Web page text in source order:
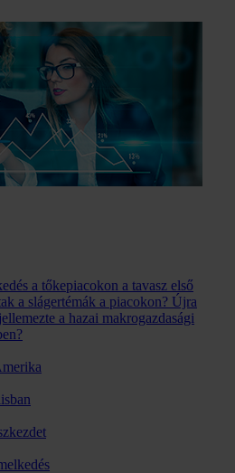
a tőkepiacokon a tavasz első
a slágertémák a piacokon? Újra
a hazai makrogazdasági